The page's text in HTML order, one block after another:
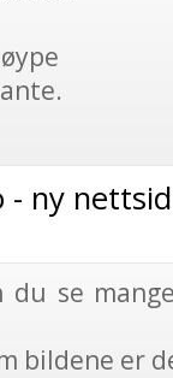
- ny
du se
bildene er